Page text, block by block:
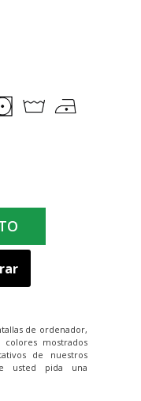
de ordenador,
mostrados
de nuestros
usted pida una